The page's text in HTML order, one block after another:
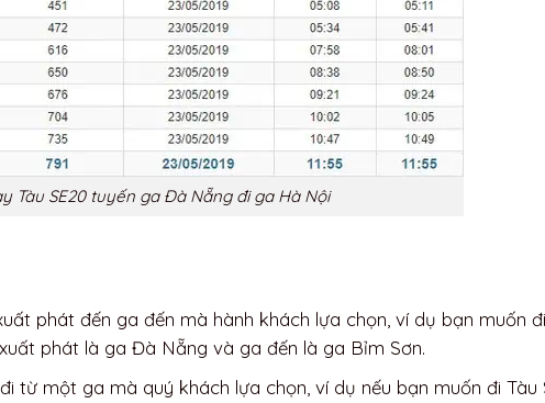
Tàu SE20 tuyến ga Đà Nẵng đi ga Hà Nội
phát đến ga đến mà hành khách lựa chọn, ví dụ bạn muốn
phát là ga Đà Nẵng và ga đến là ga Bỉm Sơn.
từ một ga mà quý khách lựa chọn, ví dụ nếu bạn muốn đi Tàu